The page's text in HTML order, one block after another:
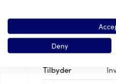
Sportstøj og udstyr,
Tilbyder
Deny